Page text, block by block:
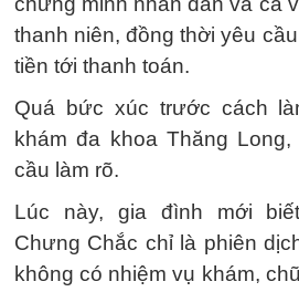
thanh niên, đồng thời yêu
tiền tới thanh toán.
Quá bức xúc trước cách
khám đa khoa Thăng
cầu làm rõ.
Lúc này, gia đình mới
Chưng Chắc chỉ là phiên
không có nhiệm vụ khám,